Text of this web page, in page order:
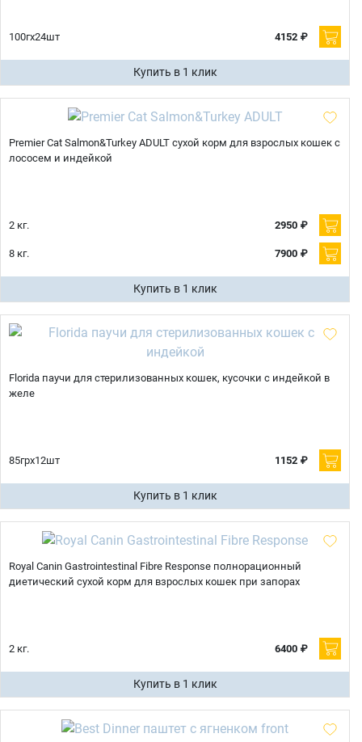
100гх24шт 4152 ₽
Купить в 1 клик
Premier Cat Salmon&Turkey ADULT сухой корм для взрослых кошек с
лососем и индейкой
2 кг. 2950 ₽
8 кг. 7900 ₽
Купить в 1 клик
Florida паучи для стерилизованных кошек, кусочки с индейкой в
желе
85грх12шт 1152 ₽
Купить в 1 клик
Royal Canin Gastrointestinal Fibre Response полнорационный
диетический сухой корм для взрослых кошек при запорах
2 кг. 6400 ₽
Купить в 1 клик